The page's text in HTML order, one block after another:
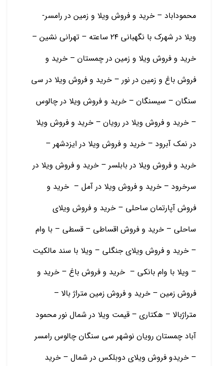
محموداباد – خرید و فروش ویلا و زمین در رامسر-
ویلا در شهرک با نگهبانی ۲۴ ساعته – تهرانی نشین –
خرید و فروش ویلا و زمین در چمستان – خرید و
فروش باغ و زمین در نور – خرید و فروش ویلا در سی
سنگان – سیسنگان – خرید و فروش ویلا در چالوس
– خرید و فروش ویلا در رویان – خرید و فروش ویلا
در نمک آبرود – خرید و فروش ویلا در ایزدشهر –
خرید و فروش ویلا در بابلسر – خرید و فروش ویلا در
سرخرود – خرید و فروش ویلا در آمل – خرید و
فروش آپارتمان ساحلی – خرید و فروش ویلای
ساحلی – خرید و فروش اقساطی – قسطی – با وام
– خرید و فروش ویلای جنگلی – ویلا با سند مالکیت
– ویلا با وام بانکی – خرید و فروش باغ – خرید و
فروش زمین – خرید و فروش زمین متراژ بالا –
متراژبالا – هکتاری – قیمت ویلا در شمال نور محمود
آباد چمستان رویان نوشهر سی سنگان چالوس رامسر
– خریدو فروش ویلای دوبلکس در شمال – خرید